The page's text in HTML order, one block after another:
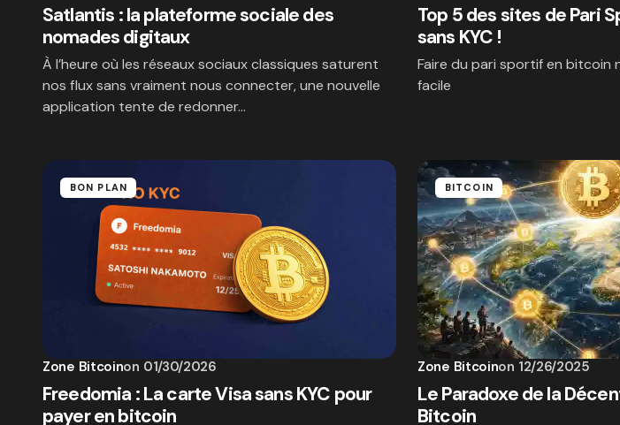
Satlantis : la plateforme sociale des
nomades digitaux
À l’heure où les réseaux sociaux classiques saturent
nos flux sans vraiment nous connecter, une nouvelle
application tente de redonner…
Top 5 des sites de Pari
sans KYC !
Faire du pari sportif en bitcoin
facile
BON PLAN
Zone Bitcoinon 01/30/2026
Freedomia : La carte Visa sans KYC pour
payer en bitcoin
BITCOIN
Zone Bitcoinon 12/26/2025
Le Paradoxe de la
Bitcoin